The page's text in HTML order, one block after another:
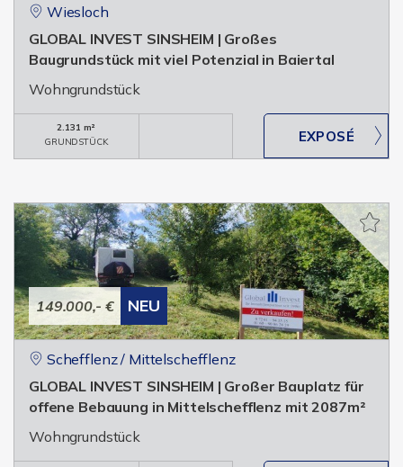
Wiesloch
GLOBAL INVEST SINSHEIM | Großes
Baugrundstück mit viel Potenzial in Baiertal
Wohngrundstück
2.131 m²
GRUNDSTÜCK
149.000,- € NEU
Schefflenz / Mittelschefflenz
GLOBAL INVEST SINSHEIM | Großer Bauplatz für
offene Bebauung in Mittelschefflenz mit 2087m²
Wohngrundstück